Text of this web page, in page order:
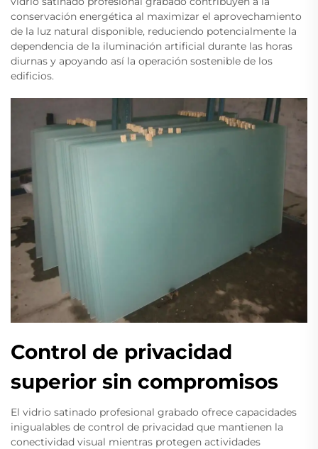
conservación energética al maximizar el aprovechamiento
de la luz natural disponible, reduciendo potencialmente la
dependencia de la iluminación artificial durante las horas
diurnas y apoyando así la operación sostenible de los
edificios.
Control de privacidad
superior sin compromisos
El vidrio satinado profesional grabado ofrece capacidades
inigualables de control de privacidad que mantienen la
conectividad visual mientras protegen actividades